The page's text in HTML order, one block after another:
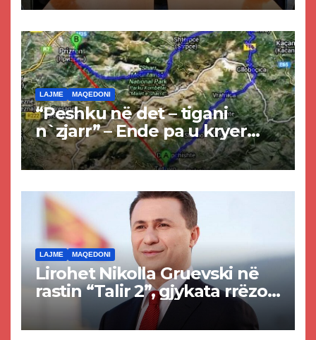
LAJME MAQEDONI
“Peshku në det – tigani
n`zjarr” – Ende pa u kryer
projekti i tunelit, komuna e
Tetovës nis punimet për
LAJME MAQEDONI
Lirohet Nikolla Gruevski në
rastin “Talir 2”, gjykata rrëzon
akuzat për ndërtimin e
paligjshëm të selisë së